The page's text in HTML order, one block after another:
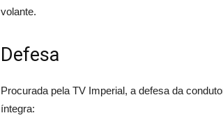
volante.
Defesa
Procurada pela TV Imperial, a defesa da
íntegra: